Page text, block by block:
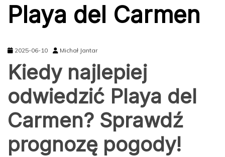
Playa del Carmen
2025-06-10 Michał Jantar
Kiedy najlepiej
odwiedzić Playa del
Carmen? Sprawdź
prognozę pogody!